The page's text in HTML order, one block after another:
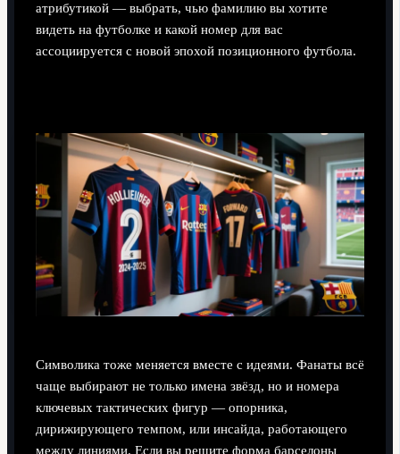
атрибутикой — выбрать, чью фамилию вы хотите
видеть на футболке и какой номер для вас
ассоциируется с новой эпохой позиционного футбола.
Символика тоже меняется вместе с идеями. Фанаты всё
чаще выбирают не только имена звёзд, но и номера
ключевых тактических фигур — опорника,
дирижирующего темпом, или инсайда, работающего
между линиями. Если вы решите форма барселоны